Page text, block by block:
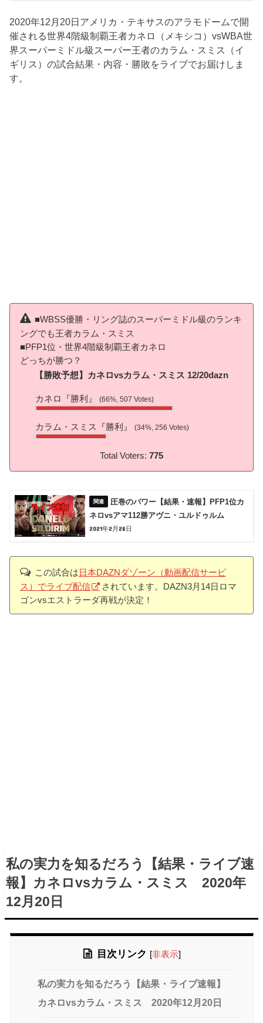
2020年12月20日アメリカ・テキサスのアラモドームで開
催される世界4階級制覇王者カネロ（メキシコ）vsWBA世
界スーパーミドル級スーパー王者のカラム・スミス（イ
ギリス）の試合結果・内容・勝敗をライブでお届けしま
す。
■WBSS優勝・リング誌のスーパーミドル級のランキ
ングでも王者カラム・スミス
■PFP1位・世界4階級制覇王者カネロ
どっちが勝つ？
【勝敗予想】カネロvsカラム・スミス 12/20dazn
カネロ『勝利』 (66%, 507 Votes)
カラム・スミス『勝利』 (34%, 256 Votes)
Total Voters: 775
圧巻のパワー【結果・速報】PFP1位カ
ネロvsアマ112勝アヴニ・ユルドゥルム
2021年2月28日
この試合は日本DAZNダゾーン（動画配信サービ
ス）でライブ配信
されています。DAZN3月14日ロマ
ゴンvsエストラーダ再戦が決定！
私の実力を知るだろう【結果・ライブ速
報】カネロvsカラム・スミス 2020年
12月20日
目次リンク [非表示]
私の実力を知るだろう【結果・ライブ速報】
カネロvsカラム・スミス 2020年12月20日